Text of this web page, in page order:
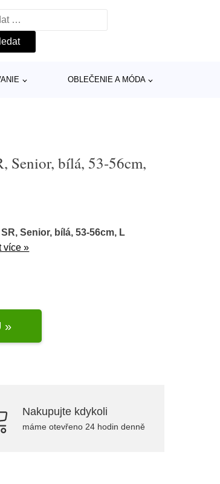
OBLEČENIE A MÓDA
Senior, bílá, 53-56cm,
Senior, bílá, 53-56cm, L
více »
»
Nakupujte kdykoli
máme otevřeno 24 hodin denně